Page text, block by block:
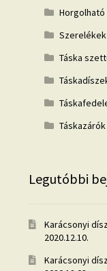
Szerelékek
Táska
Táskazárók
Legutóbbi
Karácsonyi
2020.12.10.
Karácsonyi